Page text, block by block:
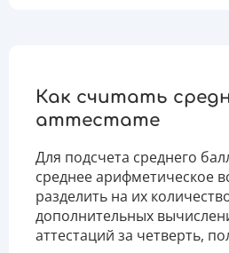
Как считать
аттестате
Для подсчета среднего
среднее арифметическое
разделить на их
дополнительных
аттестаций за четверть,